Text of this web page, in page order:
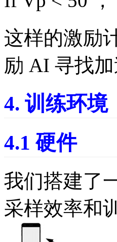
这样的激励
励 AI 寻找加
4. 训练环境
4.1 硬件
我们搭建了
采样效率和